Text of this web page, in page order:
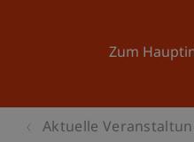
Zum
Aktuelle